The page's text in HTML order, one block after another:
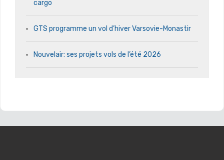
cargo
GTS programme un vol d’hiver Varsovie-Monastir
Nouvelair: ses projets vols de l’été 2026